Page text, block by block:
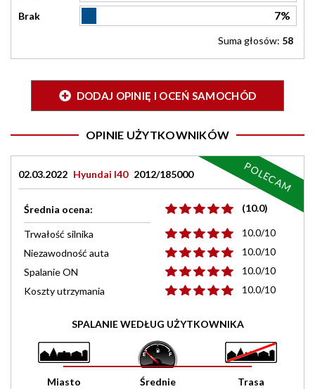
Brak 7%
Suma głosów: 58
DODAJ OPINIĘ I OCEŃ SAMOCHÓD
OPINIE UŻYTKOWNIKÓW
02.03.2022 Hyundai I40 2012/185000
Średnia ocena: (10.0)
Trwałość silnika
10.0/10
Niezawodność auta
10.0/10
Spalanie ON
10.0/10
Koszty utrzymania
10.0/10
SPALANIE WEDŁUG UŻYTKOWNIKA
Miasto Średnie Trasa
POLECAM